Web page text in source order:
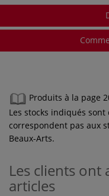
Produits à la page
Les stocks indiqués
correspondent pas aux
Beaux-Arts.
Les clients ont
articles